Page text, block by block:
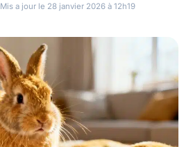
Mis a jour le 28 janvier 2026 à 12h19